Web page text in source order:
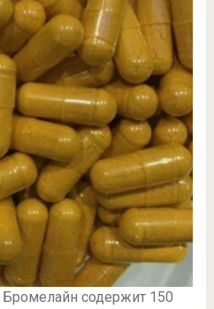
Бромелайн содержит 150